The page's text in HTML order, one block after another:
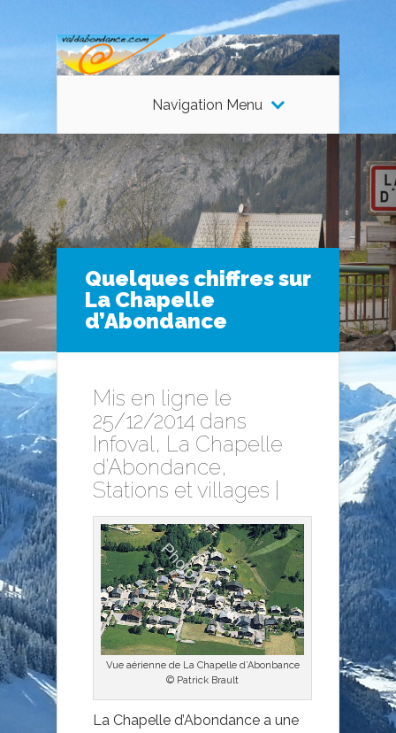
Navigation Menu
Quelques chiffres sur
La Chapelle
d’Abondance
Mis en ligne le
25/12/2014 dans
Infoval , La Chapelle
d'Abondance,
Stations et villages
Vue aérienne de La Chapelle d’Abonbance
© Patrick Brault
La Chapelle d’Abondance a une